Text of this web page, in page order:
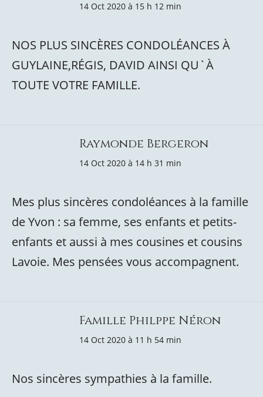
14 Oct 2020 à 15 h 12 min
NOS PLUS SINCÈRES CONDOLÉANCES À
GUYLAINE,RÉGIS, DAVID AINSI QU`À
TOUTE VOTRE FAMILLE.
Raymonde Bergeron
14 Oct 2020 à 14 h 31 min
Mes plus sincères condoléances à la famille
de Yvon : sa femme, ses enfants et petits-
enfants et aussi à mes cousines et cousins
Lavoie. Mes pensées vous accompagnent.
Famille Philppe Néron
14 Oct 2020 à 11 h 54 min
Nos sincères sympathies à la famille.